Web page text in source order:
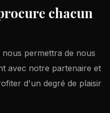
chacun
permettra de nous
avec notre partenaire et
d'un degré de plaisir